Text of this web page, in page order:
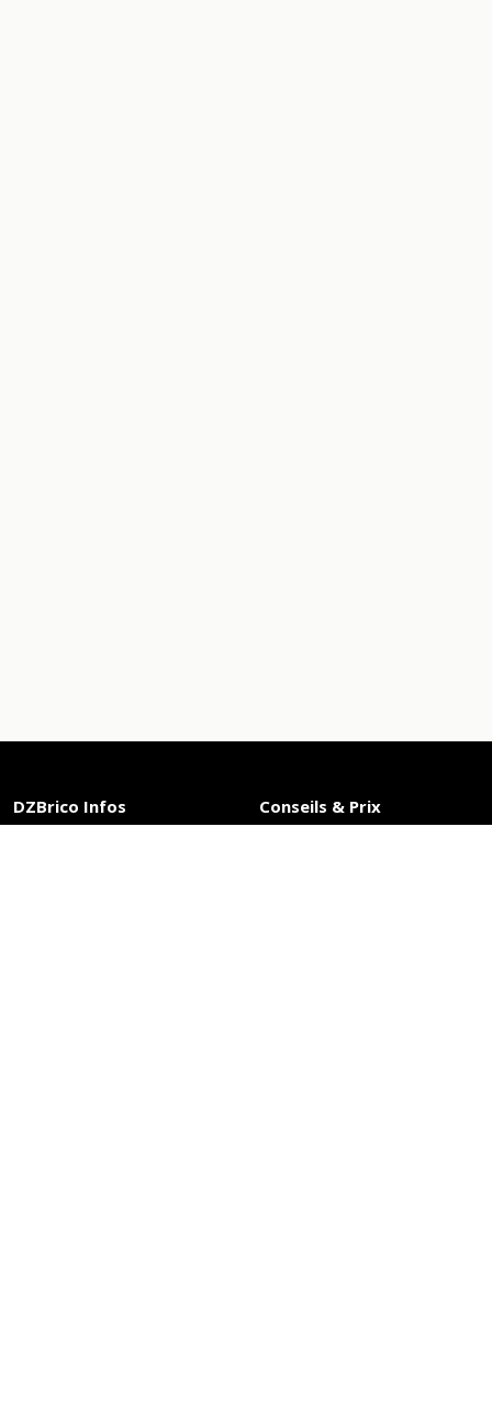
DZBrico Infos Conseils & Prix